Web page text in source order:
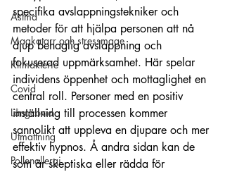
Astma
Magkatarr och stressmage
Klimakterie
Covid
Långcovid
Utmattning
Pollenallergi
specifika avslappningstekniker och
metoder för att hjälpa personen att nå
djup behaglig avslappning och
fokuserad uppmärksamhet. Här spelar
individens öppenhet och mottaglighet en
central roll. Personer med en positiv
inställning till processen kommer
sannolikt att uppleva en djupare och mer
effektiv hypnos. Å andra sidan kan de
som är skeptiska eller rädda för